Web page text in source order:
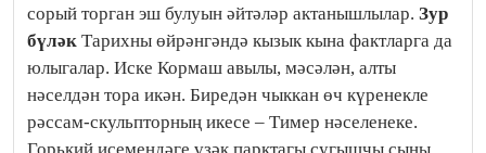
сорый торган эш булуын әйтәләр актанышлылар. Зур
бүләк Тарихны өйрәнгәндә кызык кына фактларга да
юлыгалар. Иске Кормаш авылы, мәсәлән, алты
нәселдән тора икән. Биредән чыккан өч күренекле
рәссам-скульп­торның икесе – Тимер нәселенеке.
Горький исемендәге үзәк парктагы сугышчы сыны